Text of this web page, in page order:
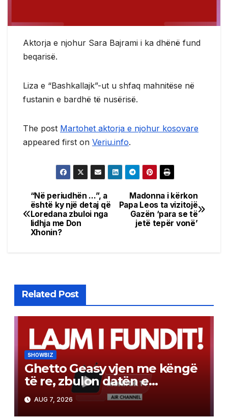
Aktorja e njohur Sara Bajrami i ka dhënë fund
beqarisë.
Liza e “Bashkallajk”-ut u shfaq mahnitëse në
fustanin e bardhë të nusërisë.
The post Martohet aktorja e njohur kosovare
appeared first on Veriu.info.
Post
navigation
Madonna i kërkon
Papa Leos ta vizitojë
Gazën ‘para se të
jetë tepër vonë’
“Në periudhën …”, a
është ky një detaj që
Loredana zbuloi nga
lidhja me Don
Xhonin?
Related Post
SHOWBIZ
Ghetto Geasy vjen me këngë
të re, zbulon datën e
publikimit (Video)
AUG 7, 2026